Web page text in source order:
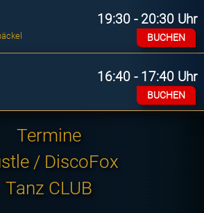
19:30 - 20:30 Uhr
BUCHEN
16:40 - 17:40 Uhr
BUCHEN
Termine
/ DiscoFox
Tanz CLUB